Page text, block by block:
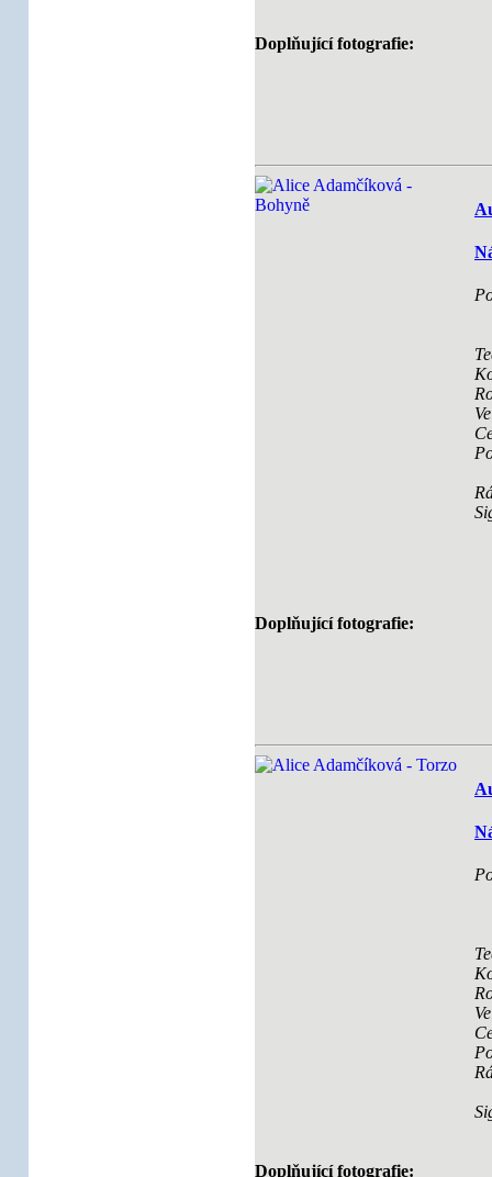
Doplňující fotografie:
Doplňující fotografie:
Doplňující fotografie: